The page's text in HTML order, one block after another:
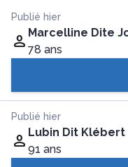
Publié hier
Marcelline Dite
78 ans
Publié hier
Lubin Dit Klébert
91 ans